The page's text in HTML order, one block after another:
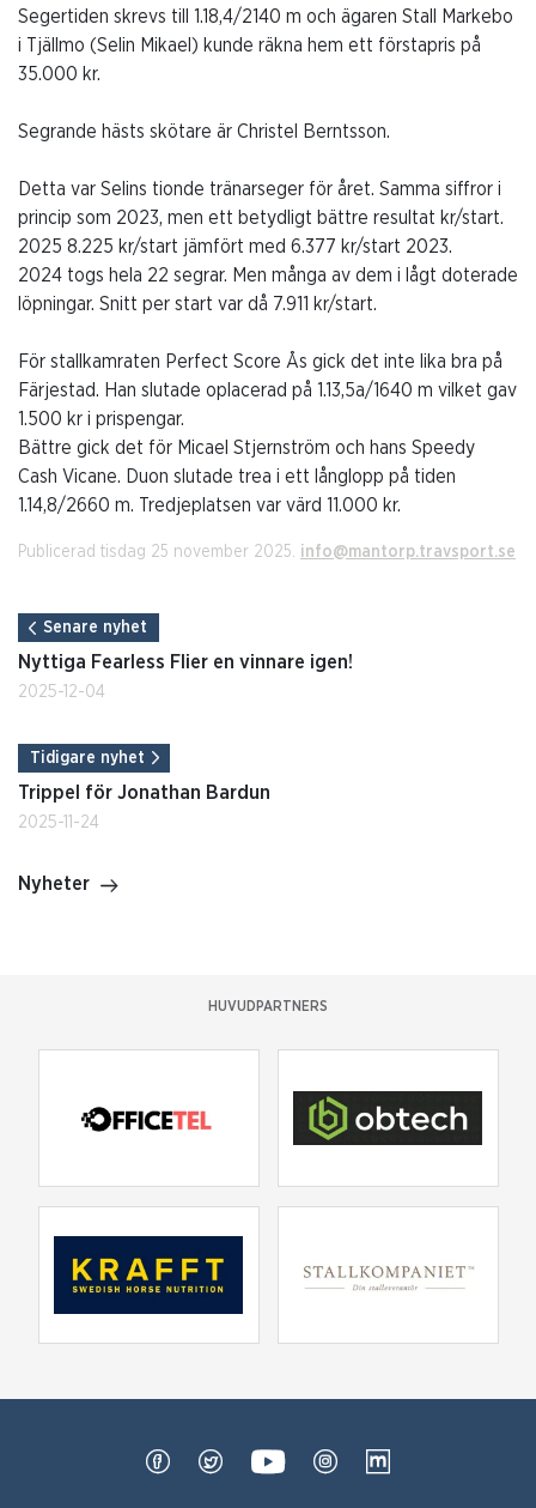
Segertiden skrevs till 1.18,4/2140 m och ägaren Stall Markebo
i Tjällmo (Selin Mikael) kunde räkna hem ett förstapris på
35.000 kr.
Segrande hästs skötare är Christel Berntsson.
Detta var Selins tionde tränarseger för året. Samma siffror i
princip som 2023, men ett betydligt bättre resultat kr/start.
2025 8.225 kr/start jämfört med 6.377 kr/start 2023.
2024 togs hela 22 segrar. Men många av dem i lågt doterade
löpningar. Snitt per start var då 7.911 kr/start.
För stallkamraten Perfect Score Ås gick det inte lika bra på
Färjestad. Han slutade oplacerad på 1.13,5a/1640 m vilket gav
1.500 kr i prispengar.
Bättre gick det för Micael Stjernström och hans Speedy
Cash Vicane. Duon slutade trea i ett långlopp på tiden
1.14,8/2660 m. Tredjeplatsen var värd 11.000 kr.
Publicerad tisdag 25 november 2025. info@mantorp.travsport.se
Senare nyhet
Nyttiga Fearless Flier en vinnare igen!
2025-12-04
Tidigare nyhet
Trippel för Jonathan Bardun
2025-11-24
Nyheter
HUVUDPARTNERS